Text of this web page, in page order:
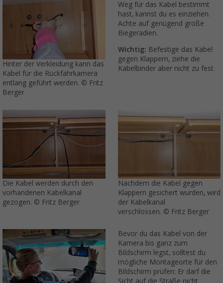
Hinter der Verkleidung kann das
Kabel für die Rückfahrkamera
entlang geführt werden. © Fritz
Berger
Weg für das Kabel bestimmt
hast, kannst du es einziehen.
Achte auf genügend große
Biegeradien.
Wichtig: Befestige das Kabel
gegen Klappern, ziehe die
Kabelbinder aber nicht zu fest.
Die Kabel werden durch den
vorhandenen Kabelkanal
gezogen. © Fritz Berger
Nachdem die Kabel gegen
Klappern gesichert wurden, wird
der Kabelkanal
verschlossen. © Fritz Berger
Bevor du das Kabel von der
Kamera bis ganz zum
Bildschirm legst, solltest du
mögliche Montageorte für den
Bildschirm prüfen: Er darf die
Sicht auf die Straße nicht